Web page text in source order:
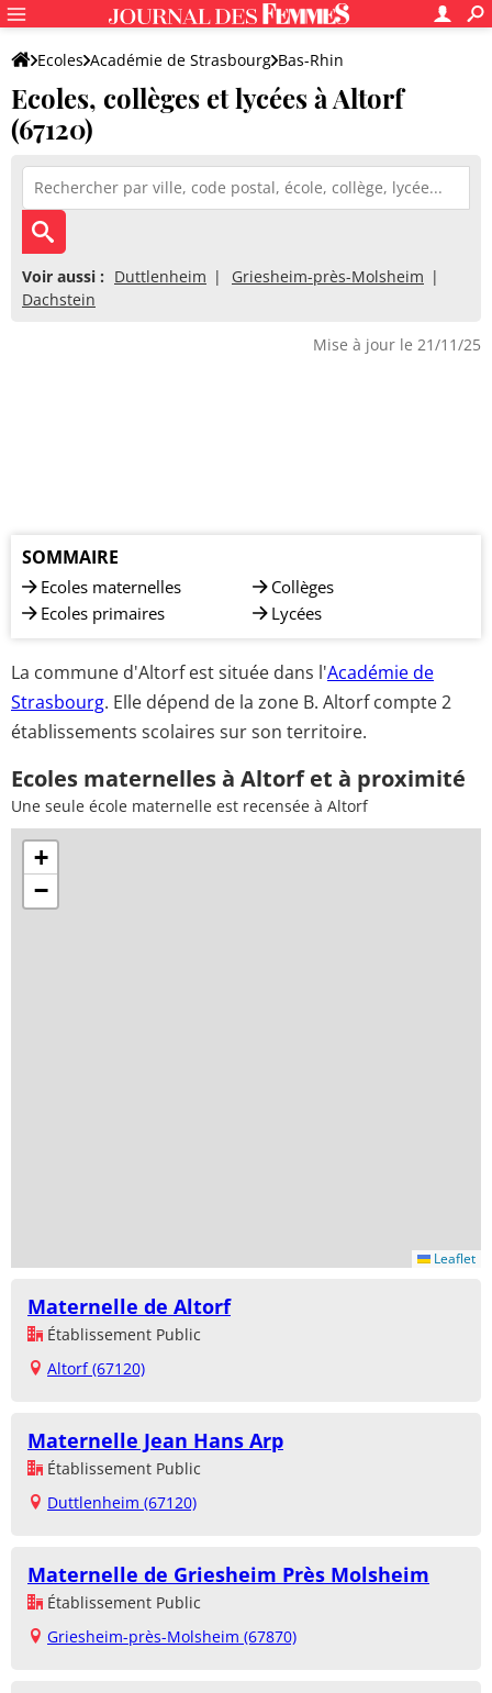
Ecoles Académie de Strasbourg Bas-Rhin
Ecoles, collèges et lycées à Altorf
(67120)
Voir aussi : Duttlenheim
Griesheim-près-Molsheim
Dachstein
Mise à jour le 21/11/25
SOMMAIRE
Ecoles maternelles
Ecoles primaires
Collèges
Lycées
La commune d'Altorf est située dans l'Académie de
Strasbourg. Elle dépend de la zone B. Altorf compte 2
établissements scolaires sur son territoire.
Ecoles maternelles à Altorf et à proximité
Une seule école maternelle est recensée à Altorf
+
−
Leaflet
Maternelle de Altorf
Établissement Public
Altorf (67120)
Maternelle Jean Hans Arp
Établissement Public
Duttlenheim (67120)
Maternelle de Griesheim Près Molsheim
Établissement Public
Griesheim-près-Molsheim (67870)